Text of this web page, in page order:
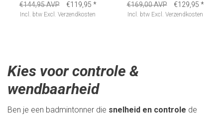
€144,95 AVP €119,95 *
Incl. btw Excl. Verzendkosten
€169,00 AVP €129,95 *
Incl. btw Excl. Verzendkosten
Kies voor controle &
wendbaarheid
Ben je een badmintonner die snelheid en controle de